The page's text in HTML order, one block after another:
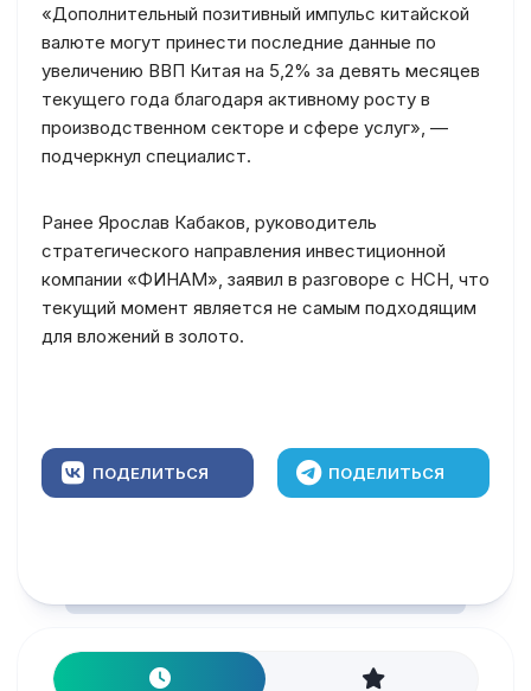
«Дополнительный позитивный импульс китайской
валюте могут принести последние данные по
увеличению ВВП Китая на 5,2% за девять месяцев
текущего года благодаря активному росту в
производственном секторе и сфере услуг», —
подчеркнул специалист.
Ранее Ярослав Кабаков, руководитель
стратегического направления инвестиционной
компании «ФИНАМ», заявил в разговоре с НСН, что
текущий момент является не самым подходящим
для вложений в золото.
ПОДЕЛИТЬСЯ ПОДЕЛИТЬСЯ